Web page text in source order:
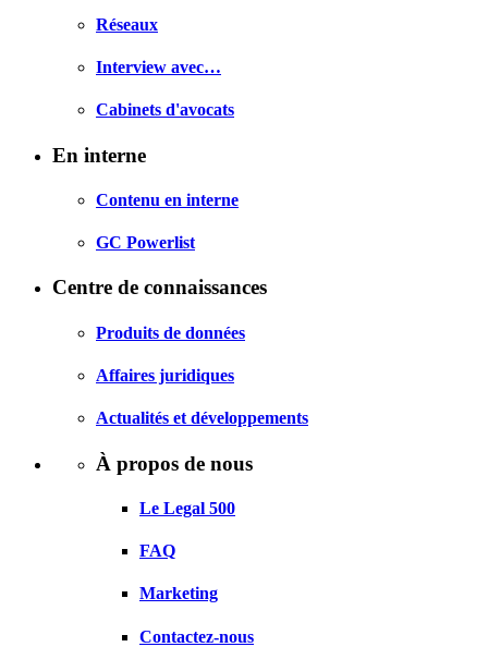
Réseaux
Interview avec…
Cabinets d'avocats
En interne
Contenu en interne
GC Powerlist
Centre de connaissances
Produits de données
Affaires juridiques
Actualités et développements
À propos de nous
Le Legal 500
FAQ
Marketing
Contactez-nous